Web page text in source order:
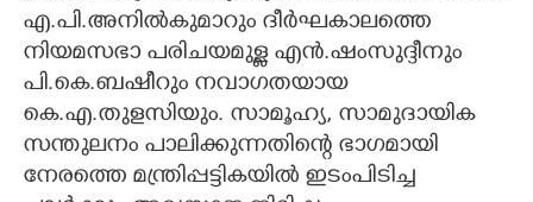
എ.പി.അനിൽകുമാറും ദീർഘകാലത്തെ
നിയമസഭാ പരിചയമുള്ള എൻ.ഷംസുദ്ദീനും
പി.കെ.ബഷീറും നവാഗതയായ
കെ.എ.തുളസിയും. സാമൂഹ്യ, സാമുദായിക
സന്തുലനം പാലിക്കുന്നതിന്റെ ഭാഗമായി
നേരത്തെ മന്ത്രിപ്പട്ടികയിൽ ഇടംപിടിച്ച